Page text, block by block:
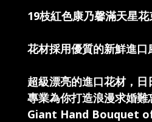
19枝紅色康乃馨滿天星
花材採用優質的新鮮進口
超級漂亮的進口花材，
專業為你打造浪漫求婚難
Giant Hand Bouquet